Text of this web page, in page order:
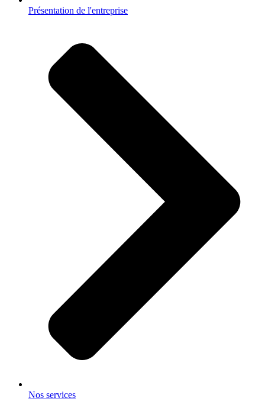
Présentation de l'entreprise
Nos services